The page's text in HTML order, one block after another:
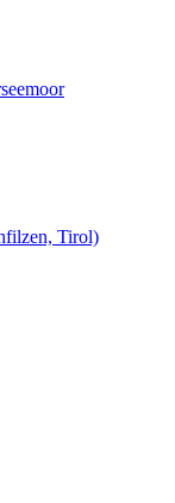
Tirol)